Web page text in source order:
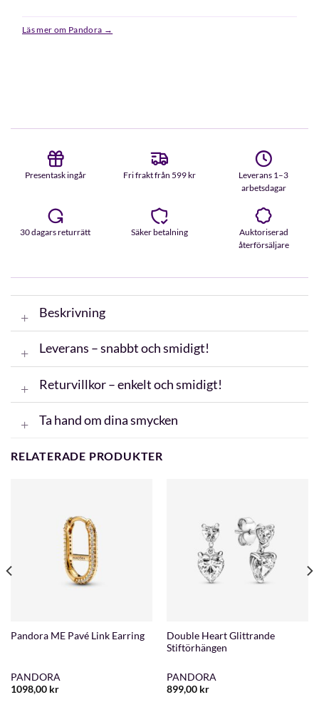
Läs mer om Pandora →
Presentask ingår Fri frakt från 599 kr
Leverans 1–3
arbetsdagar
30 dagars returrätt Säker betalning
Auktoriserad
återförsäljare
Beskrivning
Leverans – snabbt och smidigt!
Returvillkor – enkelt och smidigt!
Ta hand om dina smycken
RELATERADE PRODUKTER
Pandora ME Pavé Link Earring
PANDORA
1098,00 kr
Double Heart Glittrande
Stiftörhängen
PANDORA
899,00 kr